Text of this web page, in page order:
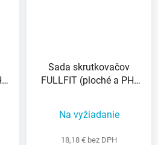
Sada skrutkovačov
FULLFIT (ploché a PH)
Na vyžiadanie
18,18 € bez DPH